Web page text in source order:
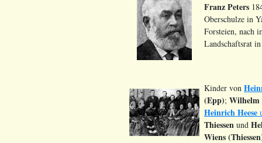
Franz Peters
Oberschulze in
Forsteien, nach
Landschaftsrat
Kinder von
(Epp); Wilhelm
Heinrich Heese
Thiessen und
Wiens